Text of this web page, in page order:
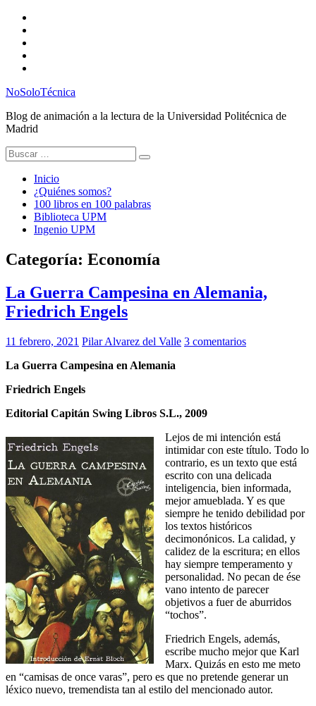
Saltar
contenido
NoSoloTécnica
Blog de animación a la lectura de la Universidad Politécnica de
Madrid
Buscar:
Inicio
¿Quiénes somos?
100 libros en 100 palabras
Biblioteca UPM
Ingenio UPM
Categoría: Economía
La Guerra Campesina en Alemania,
Friedrich Engels
11 febrero, 2021 Pilar Alvarez del Valle 3 comentarios
La Guerra Campesina en Alemania
Friedrich Engels
Editorial Capitán Swing Libros S.L., 2009
Lejos de mi intención está
intimidar con este título. Todo lo
contrario, es un texto que está
escrito con una delicada
inteligencia, bien informada,
mejor amueblada. Y es que
siempre he tenido debilidad por
los textos históricos
decimonónicos. La calidad, y
calidez de la escritura; en ellos
hay siempre temperamento y
personalidad. No pecan de ése
vano intento de parecer
objetivos a fuer de aburridos
“tochos”.
Friedrich Engels, además,
escribe mucho mejor que Karl
Marx. Quizás en esto me meto
en “camisas de once varas”, pero es que no pretende generar un
léxico nuevo, tremendista tan al estilo del mencionado autor.